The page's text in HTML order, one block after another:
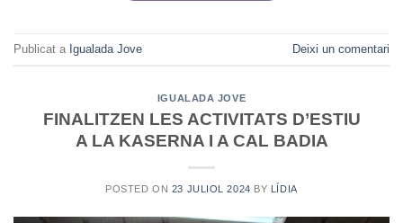
Publicat a Igualada Jove Deixi un comentari
IGUALADA JOVE
FINALITZEN LES ACTIVITATS D’ESTIU
A LA KASERNA I A CAL BADIA
POSTED ON 23 JULIOL 2024 BY LÍDIA